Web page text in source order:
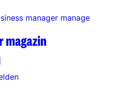
manager manage